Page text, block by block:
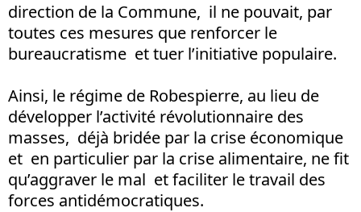
direction de la Commune, il ne pouvait, par
toutes ces mesures que renforcer le
bureaucratisme et tuer l’initiative populaire.
Ainsi, le régime de Robespierre, au lieu de
développer l’activité révolutionnaire des
masses, déjà bridée par la crise économique
et en particulier par la crise alimentaire, ne fit
qu’aggraver le mal et faciliter le travail des
forces antidémocratiques.